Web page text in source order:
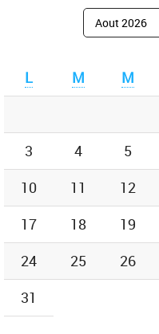
L M M
3
4 5
10
11 12
17
18 19
24
25 26
31